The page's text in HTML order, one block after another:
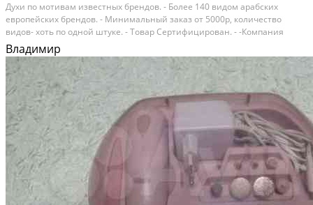
Духи по мотивам известных брендов. - Более 140 видом арабских
европейских брендов. - Минимальный заказ от 5000р, количество
видов- хоть по одной штуке. - Товар Сертифицирован. - -Компания
ModissPRO более 9 лет является поставщиком арабской масляной
парфюмерии и восточной косметики по всей...
Владимир